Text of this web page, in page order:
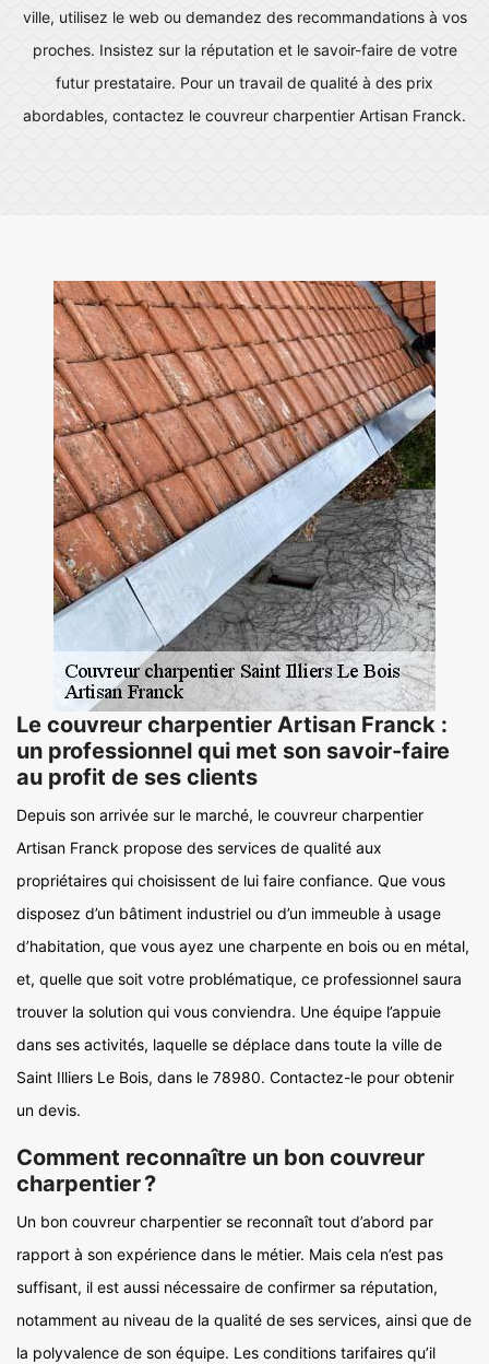
ville, utilisez le web ou demandez des recommandations à vos
proches. Insistez sur la réputation et le savoir-faire de votre
futur prestataire. Pour un travail de qualité à des prix
abordables, contactez le couvreur charpentier Artisan Franck.
Le couvreur charpentier Artisan Franck :
un professionnel qui met son savoir-faire
au profit de ses clients
Depuis son arrivée sur le marché, le couvreur charpentier
Artisan Franck propose des services de qualité aux
propriétaires qui choisissent de lui faire confiance. Que vous
disposez d’un bâtiment industriel ou d’un immeuble à usage
d’habitation, que vous ayez une charpente en bois ou en métal,
et, quelle que soit votre problématique, ce professionnel saura
trouver la solution qui vous conviendra. Une équipe l’appuie
dans ses activités, laquelle se déplace dans toute la ville de
Saint Illiers Le Bois, dans le 78980. Contactez-le pour obtenir
un devis.
Comment reconnaître un bon couvreur
charpentier ?
Un bon couvreur charpentier se reconnaît tout d’abord par
rapport à son expérience dans le métier. Mais cela n’est pas
suffisant, il est aussi nécessaire de confirmer sa réputation,
notamment au niveau de la qualité de ses services, ainsi que de
la polyvalence de son équipe. Les conditions tarifaires qu’il